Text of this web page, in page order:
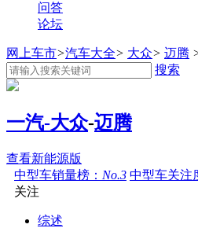
问答
论坛
网上车市>汽车大全> 大众> 迈腾
搜索
一汽-大众-迈腾
查看新能源版
中型车销量榜： No.3 中型车关注
关注
综述